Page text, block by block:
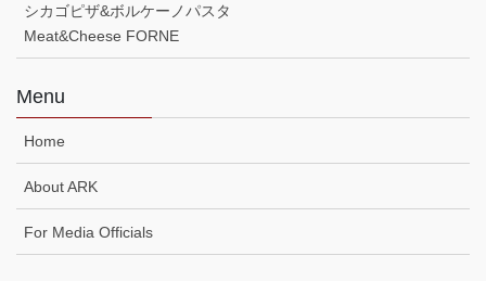
シカゴピザ&ボルケーノパスタ
Meat&Cheese FORNE
Menu
Home
About ARK
For Media Officials